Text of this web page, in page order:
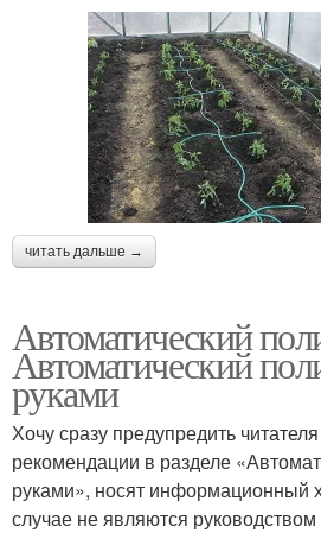
читать дальше →
Автоматический
Автоматический
руками
Хочу сразу предупредить
рекомендации в разделе
руками», носят информационный
случае не являются